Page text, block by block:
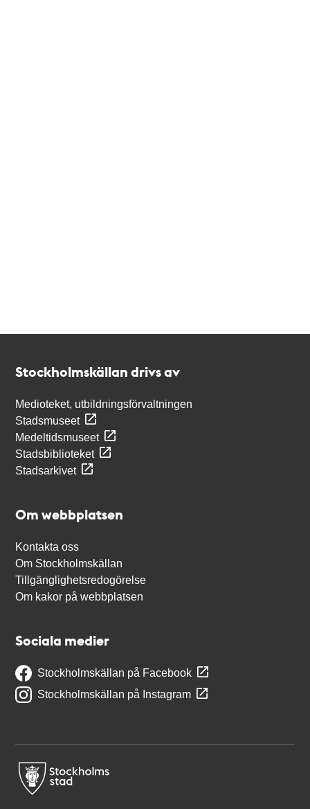
Stockholmskällan drivs av
Medioteket, utbildningsförvaltningen
Stadsmuseet
Medeltidsmuseet
Stadsbiblioteket
Stadsarkivet
Om webbplatsen
Kontakta oss
Om Stockholmskällan
Tillgänglighetsredogörelse
Om kakor på webbplatsen
Sociala medier
Stockholmskällan på Facebook
Stockholmskällan på Instagram